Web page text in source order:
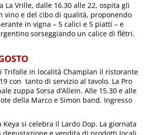
La Vrille, dalle 16.30 alle 22, ospita gli
vino e del cibo di qualità, proponendo
in vigna – 5 calici e 5 piatti – e
sorseggiando un calice di flétri.
Trifolle in località Champlan il ristorante
con tanto di servizio al tavolo. La Pro
zuppa Sorsa d’Allein. Alle 15.30 e alle
della Marco e Simon band. Ingresso
Keya si celebra il Lardo Dop. La giornata